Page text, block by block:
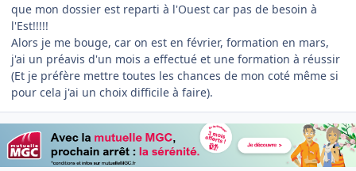
que mon dossier est reparti à l'Ouest car pas de besoin à
l'Est!!!!!
Alors je me bouge, car on est en février, formation en mars,
j'ai un préavis d'un mois a effectué et une formation à réussir
(Et je préfère mettre toutes les chances de mon coté même si
pour cela j'ai un choix difficile à faire).